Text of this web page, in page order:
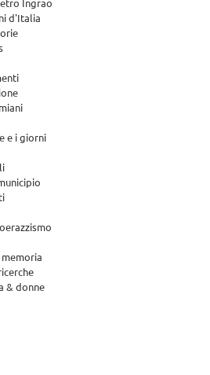
Ingrao
d'Italia
e i giorni
& donne